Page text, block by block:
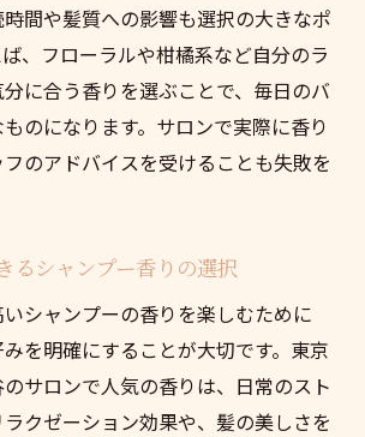
間や髪質への影響も選択の大きなポ
、フローラルや柑橘系など自分のラ
に合う香りを選ぶことで、毎日のバ
のになります。サロンで実際に香り
のアドバイスを受けることも失敗を
るシャンプー香りの選択
シャンプーの香りを楽しむために
を明確にすることが大切です。東京
サロンで人気の香りは、日常のスト
クゼーション効果や、髪の美しさを